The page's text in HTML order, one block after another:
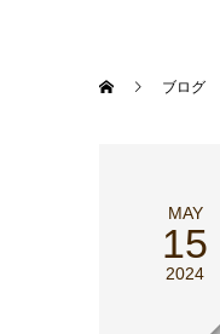
ブログ
MAY
15
2024